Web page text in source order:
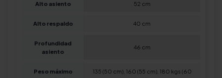
Alto asiento 52 cm
Alto respaldo 40 cm
Profundidad
asiento
46 cm
Peso máximo
135 (50 cm), 160 (55 cm), 180 kgs (60